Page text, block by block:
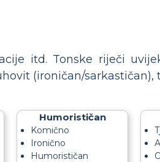
itd. Tonske riječi
(ironičan/sarkastičan),
Humorističan
Komično
Ironično
Humorističan